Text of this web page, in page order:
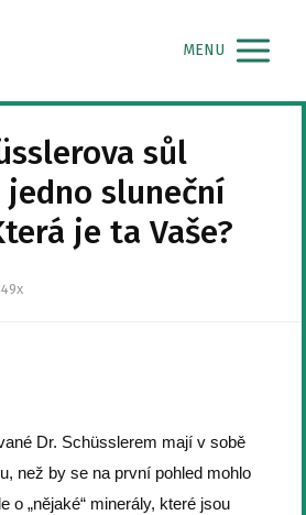
MENU
sůl
sluneční
je ta Vaše?
Dr. Schüsslerem mají v sobě
než by se na první pohled mohlo
o „nějaké“ minerály, které jsou